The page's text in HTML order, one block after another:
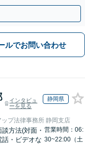
ルでお問い合わせ
インタビュ
ーを見る
静岡県
プ法律事務所 静岡支店
談方法(対面・
話・ビデオな
営業時間：06:
30~22:00（土